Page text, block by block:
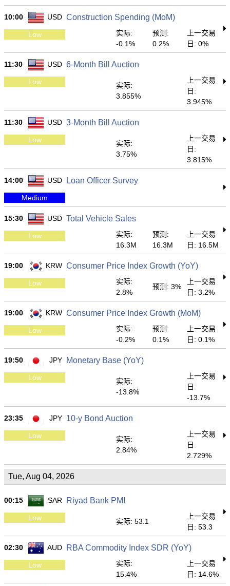
10:00 USD Construction Spending (MoM)
Low
实际:
-0.1%
预测:
0.2%
上一交易
日: 0%
11:30 USD 6-Month Bill Auction
Low
实际:
3.855%
上一交易
日:
3.945%
11:30 USD 3-Month Bill Auction
Low
实际:
3.75%
上一交易
日:
3.815%
14:00 USD Loan Officer Survey
Medium
15:30 USD Total Vehicle Sales
Low
实际:
16.3M
预测:
16.3M
上一交易
日: 16.5M
19:00 KRW Consumer Price Index Growth (YoY)
Low
实际:
2.8%
预测: 3%
上一交易
日: 3.2%
19:00 KRW Consumer Price Index Growth (MoM)
Low
实际:
-0.2%
预测:
0.1%
上一交易
日: 0.1%
19:50 JPY Monetary Base (YoY)
Low
实际:
-13.8%
上一交易
日:
-13.7%
23:35 JPY 10-y Bond Auction
Low
实际:
2.84%
上一交易
日:
2.729%
Tue, Aug 04, 2026
00:15 SAR Riyad Bank PMI
Low 实际: 53.1
上一交易
日: 53.3
02:30 AUD RBA Commodity Index SDR (YoY)
Low
实际:
15.4%
上一交易
日: 14.6%